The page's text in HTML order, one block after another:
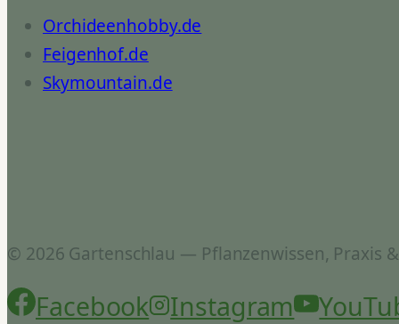
Orchideenhobby.de
Feigenhof.de
Skymountain.de
© 2026 Gartenschlau — Pflanzenwissen, Praxis
Facebook Instagram